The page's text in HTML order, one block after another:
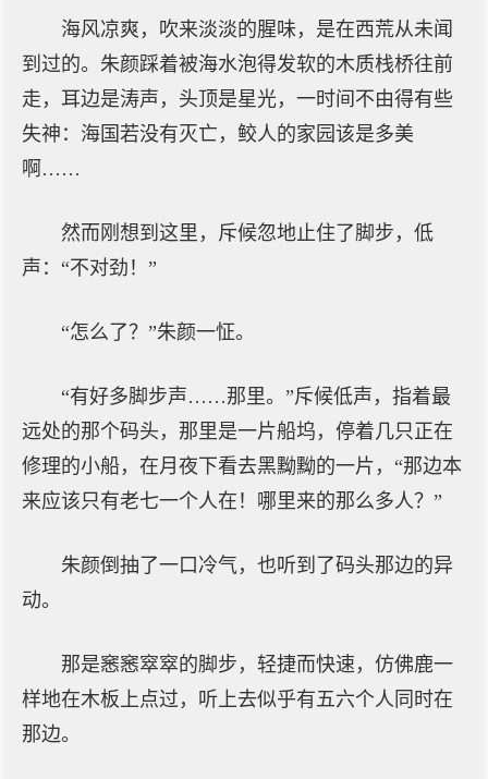
海风凉爽，吹来淡淡的腥味，是在西荒从未闻
到过的。朱颜踩着被海水泡得发软的木质栈桥往前
走，耳边是涛声，头顶是星光，一时间不由得有些
失神：海国若没有灭亡，鲛人的家园该是多美
啊……
然而刚想到这里，斥候忽地止住了脚步，低
声：“不对劲！”
“怎么了？”朱颜一怔。
“有好多脚步声……那里。”斥候低声，指着最
远处的那个码头，那里是一片船坞，停着几只正在
修理的小船，在月夜下看去黑黝黝的一片，“那边本
来应该只有老七一个人在！哪里来的那么多人？”
朱颜倒抽了一口冷气，也听到了码头那边的异
动。
那是窸窸窣窣的脚步，轻捷而快速，仿佛鹿一
样地在木板上点过，听上去似乎有五六个人同时在
那边。